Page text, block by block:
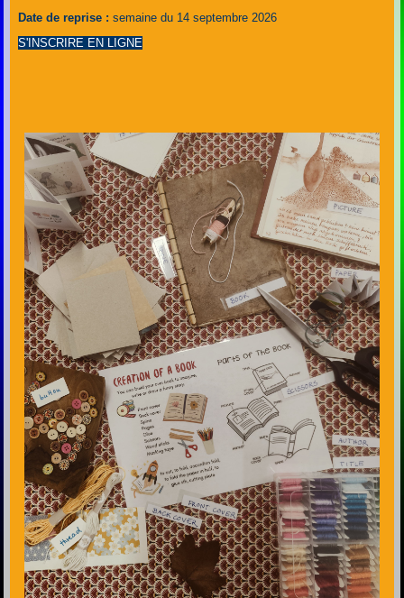
Date de reprise : semaine du 14 septembre 2026
S'INSCRIRE EN LIGNE